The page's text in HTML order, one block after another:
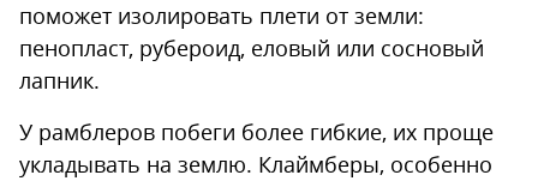
поможет изолировать плети от земли:
пенопласт, рубероид, еловый или сосновый
лапник.
У рамблеров побеги более гибкие, их проще
укладывать на землю. Клаймберы, особенно